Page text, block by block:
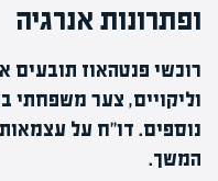
ופתרונות אנרגיה
רוכשי פנטהאוז תובעים
וליקויים, צער משפחתי
נוספים. דו"ח על
המשך.